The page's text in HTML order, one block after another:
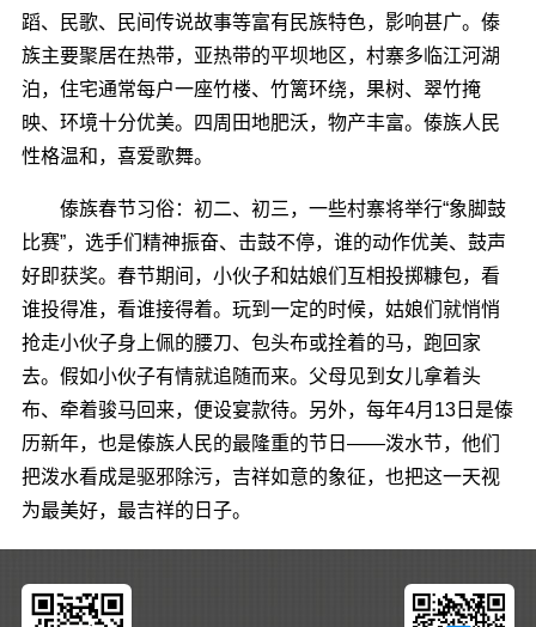
蹈、民歌、民间传说故事等富有民族特色，影响甚广。傣
族主要聚居在热带，亚热带的平坝地区，村寨多临江河湖
泊，住宅通常每户一座竹楼、竹篱环绕，果树、翠竹掩
映、环境十分优美。四周田地肥沃，物产丰富。傣族人民
性格温和，喜爱歌舞。
傣族春节习俗：初二、初三，一些村寨将举行“象脚鼓
比赛”，选手们精神振奋、击鼓不停，谁的动作优美、鼓声
好即获奖。春节期间，小伙子和姑娘们互相投掷糠包，看
谁投得准，看谁接得着。玩到一定的时候，姑娘们就悄悄
抢走小伙子身上佩的腰刀、包头布或拴着的马，跑回家
去。假如小伙子有情就追随而来。父母见到女儿拿着头
布、牵着骏马回来，便设宴款待。另外，每年4月13日是傣
历新年，也是傣族人民的最隆重的节日――泼水节，他们
把泼水看成是驱邪除污，吉祥如意的象征，也把这一天视
为最美好，最吉祥的日子。